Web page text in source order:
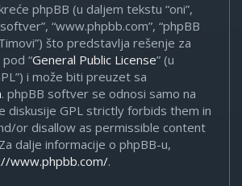
phpBB (u daljem tekstu “oni”,
“www.phpbb.com”, “phpBB
što predstavlja rešenje za
“General Public License” (u
i može biti preuzet sa
. phpBB softver se odnosi samo na
diskusije GPL strictly forbids them in
or disallow as permissible content
dalje informacije o phpBB-u,
www.phpbb.com/.